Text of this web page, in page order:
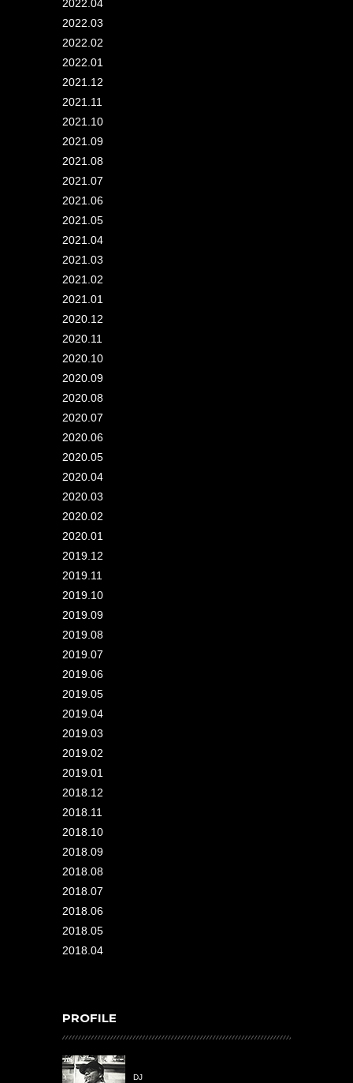
2022.04
2022.03
2022.02
2022.01
2021.12
2021.11
2021.10
2021.09
2021.08
2021.07
2021.06
2021.05
2021.04
2021.03
2021.02
2021.01
2020.12
2020.11
2020.10
2020.09
2020.08
2020.07
2020.06
2020.05
2020.04
2020.03
2020.02
2020.01
2019.12
2019.11
2019.10
2019.09
2019.08
2019.07
2019.06
2019.05
2019.04
2019.03
2019.02
2019.01
2018.12
2018.11
2018.10
2018.09
2018.08
2018.07
2018.06
2018.05
2018.04
PROFILE
DJ